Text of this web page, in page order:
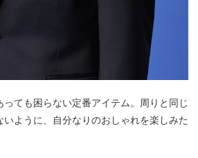
ても困らない定番アイテム。周りと同じ
いように、自分なりのおしゃれを楽しみた